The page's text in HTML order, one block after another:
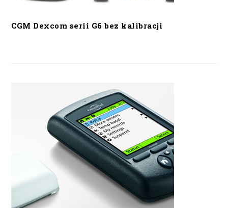
CGM Dexcom serii G6 bez kalibracji